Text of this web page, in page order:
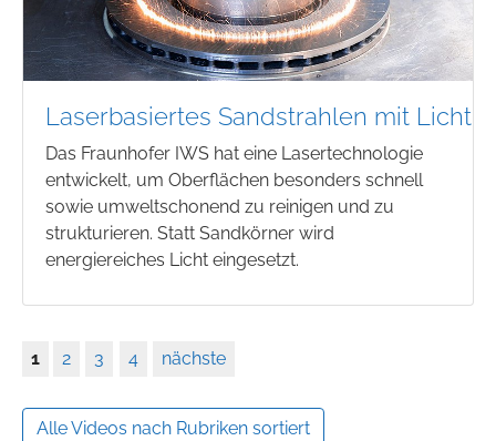
Laserbasiertes Sandstrahlen mit Licht
Das Fraunhofer IWS hat eine Lasertechnologie
entwickelt, um Oberflächen besonders schnell
sowie umweltschonend zu reinigen und zu
strukturieren. Statt Sandkörner wird
energiereiches Licht eingesetzt.
1 2 3 4 nächste
Alle Videos nach Rubriken sortiert